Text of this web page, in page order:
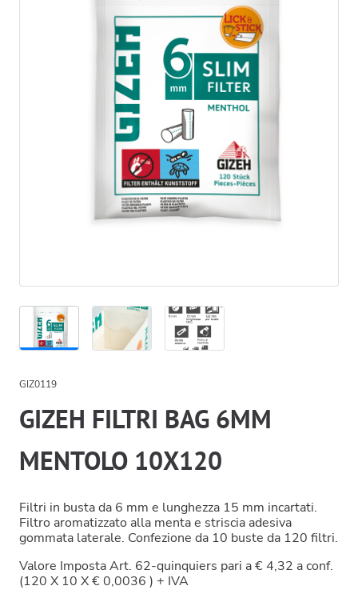
GIZ0119
GIZEH FILTRI BAG 6MM
MENTOLO 10X120
Filtri in busta da 6 mm e lunghezza 15 mm incartati.
Filtro aromatizzato alla menta e striscia adesiva
gommata laterale. Confezione da 10 buste da 120 filtri.
Valore Imposta Art. 62-quinquiers pari a € 4,32 a conf.
(120 X 10 X € 0,0036 ) + IVA